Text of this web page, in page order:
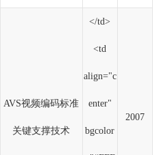
AVS视频编码标准
关键支撑技术
</td>
<td
align="c
enter"
bgcolor
2007